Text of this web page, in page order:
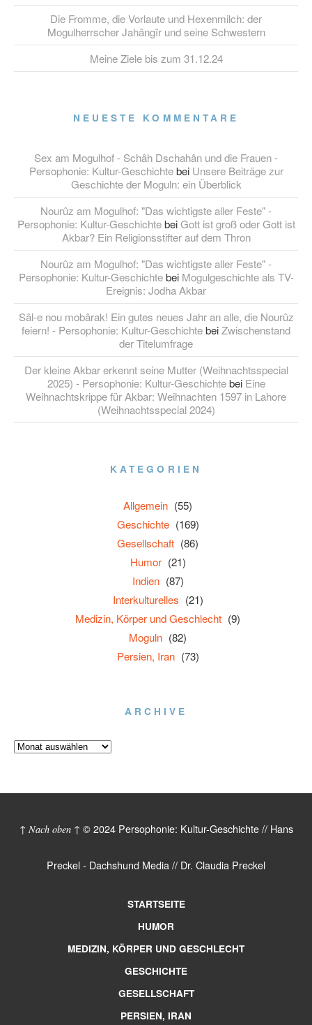
Die Fromme, die Vorlaute und Hexenmilch: der
Mogulherrscher Jahângîr und seine Schwestern
Meine Ziele bis zum 31.12.24
NEUESTE KOMMENTARE
Sex am Mogulhof - Schâh Dschahân und die Frauen -
Persophonie: Kultur-Geschichtebei Unsere Beiträge zur
Geschichte der Moguln: ein Überblick
Nourûz am Mogulhof: "Das wichtigste aller Feste" -
Persophonie: Kultur-GeschichtebeiGott ist groß oder Gott ist
Akbar? Ein Religionsstifter auf dem Thron
Nourûz am Mogulhof: "Das wichtigste aller Feste" -
Persophonie: Kultur-Geschichtebei Mogulgeschichte als TV-
Ereignis: Jodha Akbar
Sâl-e nou mobârak! Ein gutes neues Jahr an alle, die Nourûz
feiern! - Persophonie: Kultur-GeschichtebeiZwischenstand
der Titelumfrage
Der kleine Akbar erkennt seine Mutter (Weihnachtsspecial
2025) - Persophonie: Kultur-Geschichtebei Eine
Weihnachtskrippe für Akbar: Weihnachten 1597 in Lahore
(Weihnachtsspecial 2024)
KATEGORIEN
Allgemein (55)
Geschichte (169)
Gesellschaft (86)
Humor (21)
Indien (87)
Interkulturelles (21)
Medizin, Körper und Geschlecht (9)
Moguln (82)
Persien, Iran (73)
ARCHIVE
↑ Nach oben ↑ © 2024 Persophonie: Kultur-Geschichte // Hans
Preckel - Dachshund Media // Dr. Claudia Preckel
STARTSEITE
HUMOR
MEDIZIN, KÖRPER UND GESCHLECHT
GESCHICHTE
GESELLSCHAFT
PERSIEN, IRAN